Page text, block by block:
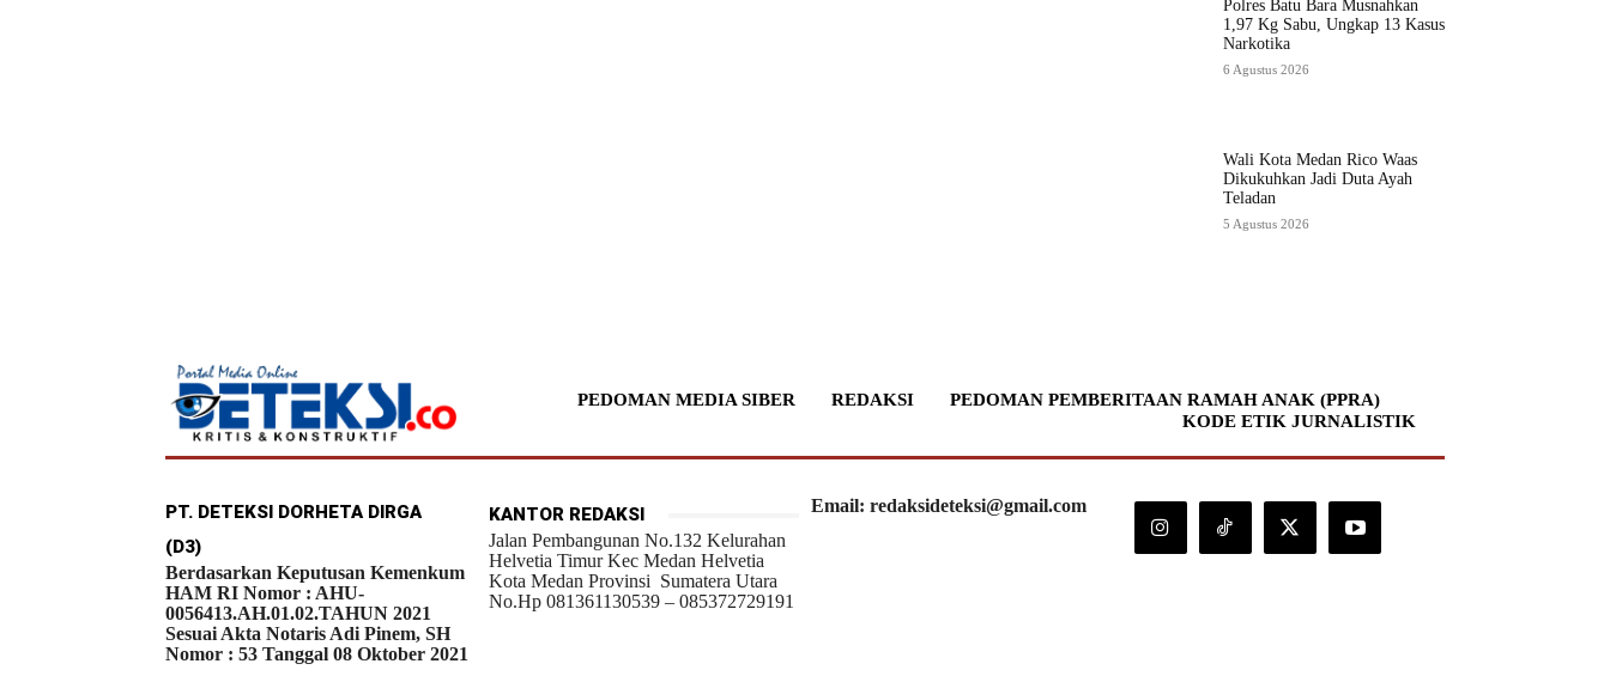
Polres Batu Bara Musnahkan
1,97 Kg Sabu, Ungkap 13 Kasus
Narkotika
6 Agustus 2026
Wali Kota Medan Rico Waas
Dikukuhkan Jadi Duta Ayah
Teladan
5 Agustus 2026
PEDOMAN MEDIA SIBER REDAKSI
PEDOMAN PEMBERITAAN RAMAH ANAK (PPRA)
KODE ETIK JURNALISTIK
PT. DETEKSI DORHETA DIRGA
(D3)
Berdasarkan Keputusan Kemenkum
HAM RI Nomor : AHU-
0056413.AH.01.02.TAHUN 2021
Sesuai Akta Notaris Adi Pinem, SH
Nomor : 53 Tanggal 08 Oktober 2021
KANTOR REDAKSI
Jalan Pembangunan No.132 Kelurahan
Helvetia Timur Kec Medan Helvetia
Kota Medan Provinsi Sumatera Utara
No.Hp 081361130539 – 085372729191
Email: redaksideteksi@gmail.com